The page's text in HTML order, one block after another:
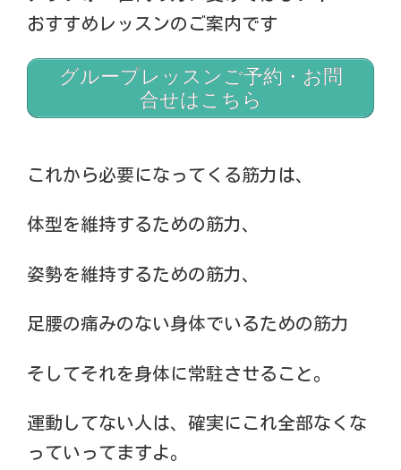
おすすめレッスンのご案内です
グループレッスンご予約・お問
合せはこちら
これから必要になってくる筋力は、
体型を維持するための筋力、
姿勢を維持するための筋力、
足腰の痛みのない身体でいるための筋力
そしてそれを身体に常駐させること。
運動してない人は、確実にこれ全部なくな
っていってますよ。